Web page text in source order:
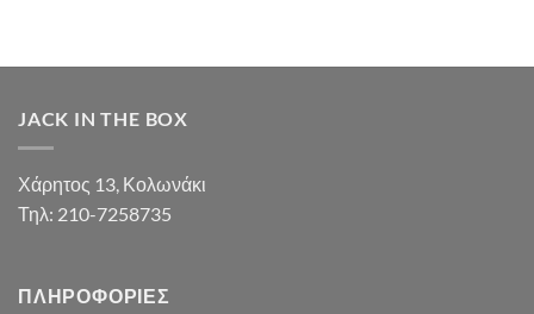
JACK IN THE BOX
Χάρητος 13, Κολωνάκι
Τηλ: 210-7258735
ΠΛΗΡΟΦΟΡΊΕΣ